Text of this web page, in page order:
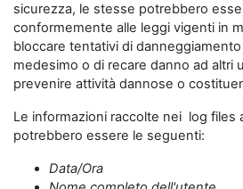
sicurezza, le stesse potrebbero
conformemente alle leggi vigenti in
bloccare tentativi di
medesimo o di recare danno ad altri
prevenire attività dannose o
Le informazioni raccolte nei log files
potrebbero essere le seguenti:
Data/Ora